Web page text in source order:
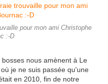
pour mon ami Christophe
:-D
nous amènent à Le
je ne suis passée qu'une
en 2010, fin de notre